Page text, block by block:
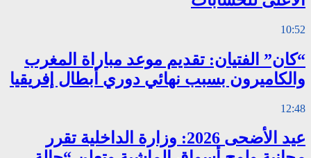
10:52
“كان” الفتيان: تقديم موعد مباراة المغرب
والكاميرون بسبب نهائي دوري أبطال إفريقيا
12:48
عيد الأضحى 2026: وزارة الداخلية تقرر